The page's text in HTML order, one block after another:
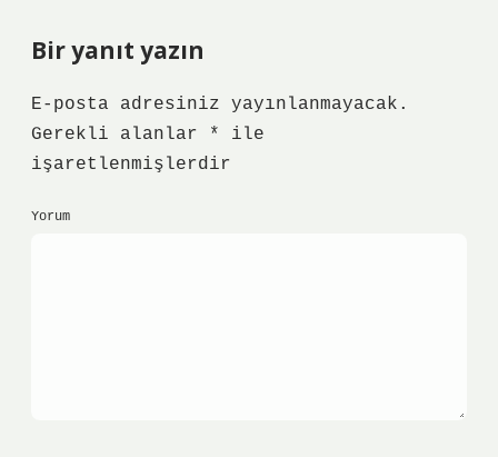
Bir yanıt yazın
E-posta adresiniz yayınlanmayacak.
Gerekli alanlar
*
ile
işaretlenmişlerdir
Yorum